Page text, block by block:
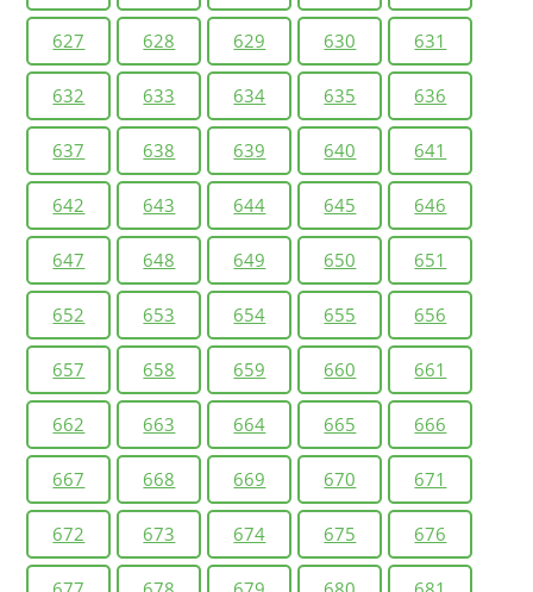
627 628 629 630 631
632 633 634 635 636
637 638 639 640 641
642 643 644 645 646
647 648 649 650 651
652 653 654 655 656
657 658 659 660 661
662 663 664 665 666
667 668 669 670 671
672 673 674 675 676